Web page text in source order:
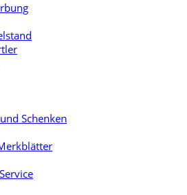
Schenken